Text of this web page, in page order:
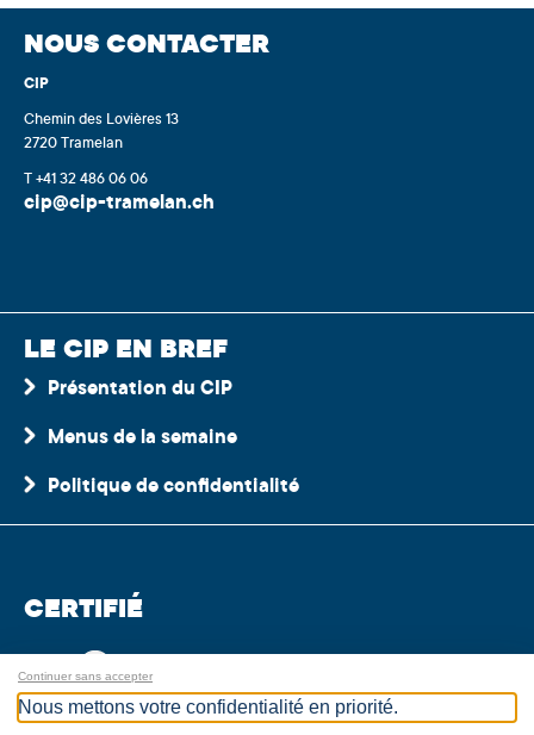
NOUS CONTACTER
CIP
Chemin des Lovières 13
2720 Tramelan
T +41 32 486 06 06
cip@cip-tramelan.ch
LE CIP EN BREF
Présentation du CIP
Menus de la semaine
Politique de confidentialité
CERTIFIÉ
Continuer sans accepter
Nous mettons votre confidentialité en priorité.